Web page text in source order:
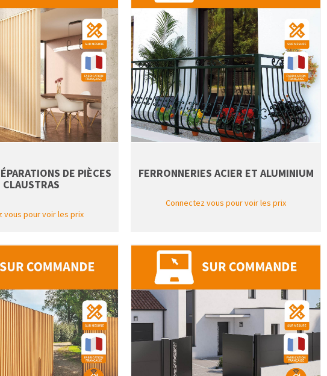
DE PIÈCES
CLAUSTRAS
vous pour voir les prix
FERRONNERIES ACIER ET ALUMINIUM
Connectez vous pour voir les prix